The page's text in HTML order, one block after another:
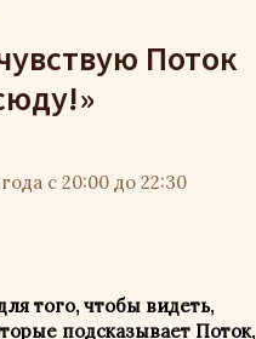
Поток
с 20:00 до 22:30
того, чтобы видеть,
подсказывает Поток,